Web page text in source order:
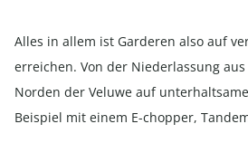
Alles in allem ist Garderen also auf
erreichen. Von der Niederlassung
Norden der Veluwe auf
Beispiel mit einem E-chopper,